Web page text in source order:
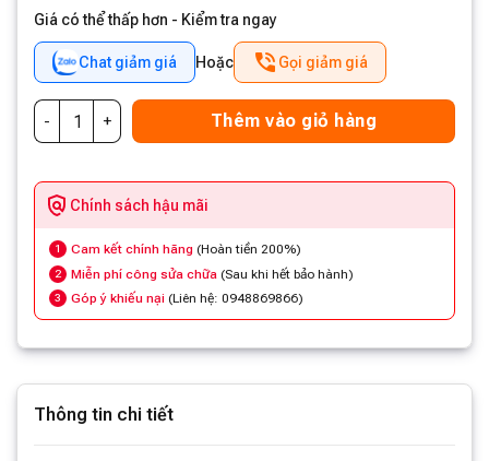
Giá có thể thấp hơn - Kiểm tra ngay
Chat giảm giá Hoặc Gọi giảm giá
Thêm vào giỏ hàng
Chính sách hậu mãi
1 Cam kết chính hãng (Hoàn tiền 200%)
2 Miễn phí công sửa chữa (Sau khi hết bảo hành)
3 Góp ý khiếu nại (Liên hệ: 0948869866)
Thông tin chi tiết